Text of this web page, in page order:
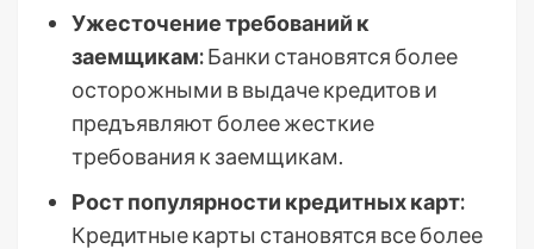
Ужесточение требований к
заемщикам:Банки становятся более
осторожными в выдаче кредитов и
предъявляют более жесткие
требования к заемщикам.
Рост популярности кредитных карт:
Кредитные карты становятся все более